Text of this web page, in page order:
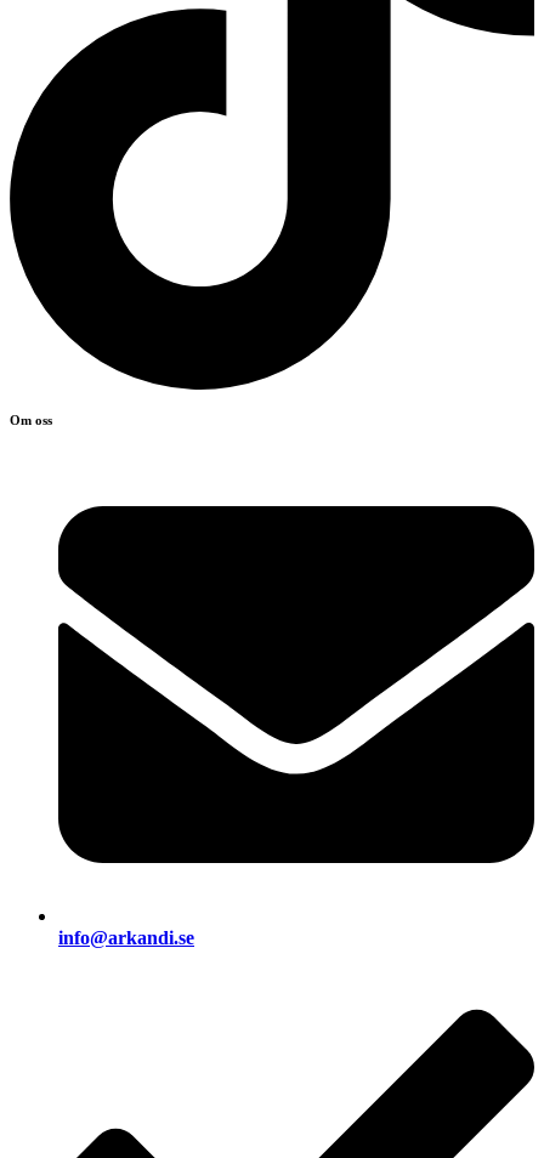
Om oss
info@arkandi.se